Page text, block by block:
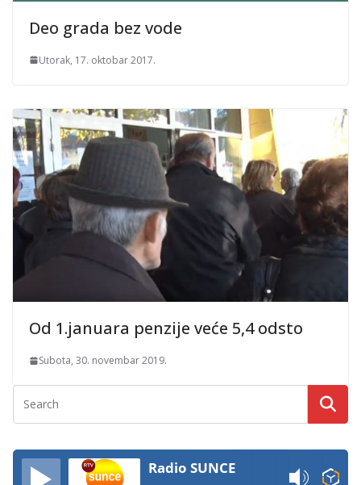
Deo grada bez vode
Utorak, 17. oktobar 2017.
Od 1.januara penzije veće 5,4 odsto
Subota, 30. novembar 2019.
Radio SUNCE